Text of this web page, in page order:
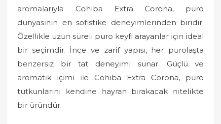
aromalarıyla Cohiba Extra Corona, puro
dünyasının en sofistike deneyimlerinden biridir.
Özellikle uzun süreli puro keyfi arayanlar için ideal
bir seçimdir. İnce ve zarif yapısı, her purolaşta
benzersiz bir tat deneyimi sunar. Güçlü ve
aromatik içimi ile Cohiba Extra Corona, puro
tutkunlarını kendine hayran bırakacak nitelikte
bir üründür.